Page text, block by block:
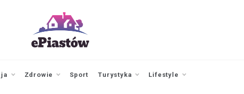
Piastowa i
okolicy
Zdrowie Sport Turystyka Lifestyle